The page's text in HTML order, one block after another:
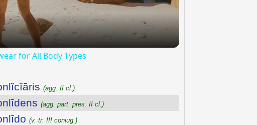
for All Body Types
(agg. II cl.)
(agg. part. pres. II cl.)
(v. tr. III coniug.)